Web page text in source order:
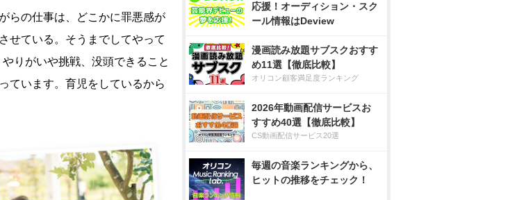
らの仕事は、どこかに罪悪感が
せている。そうまでしてやって
りがいや挑戦、没頭できること
ています。育児をしているから
応援！オーディション・スク
ール情報はDeview
漫画読み放題サブスクおすす
め11選【徹底比較】
オリコン顧客満足度ランキング
2026年動画配信サービスお
すすめ40選【徹底比較】
CS動画配信サービス20選
毎週の音楽ランキングから、
ヒットの推移をチェック！